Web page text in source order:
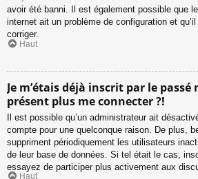
avoir été banni. Il est également possible que
internet ait un problème de configuration et
corriger.
Haut
Je m’étais déjà inscrit par le passé
présent plus me connecter ?!
Il est possible qu’un administrateur ait
compte pour une quelconque raison. De plus,
suppriment périodiquement les utilisateurs
de leur base de données. Si tel était le cas,
essayez de participer plus activement aux
Haut